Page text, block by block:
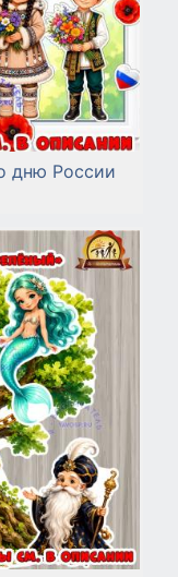
дню России